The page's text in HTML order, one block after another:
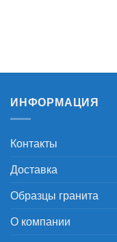
ИНФОРМАЦИЯ
Контакты
Доставка
Образцы гранита
О компании